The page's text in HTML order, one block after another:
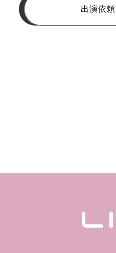
出演依頼